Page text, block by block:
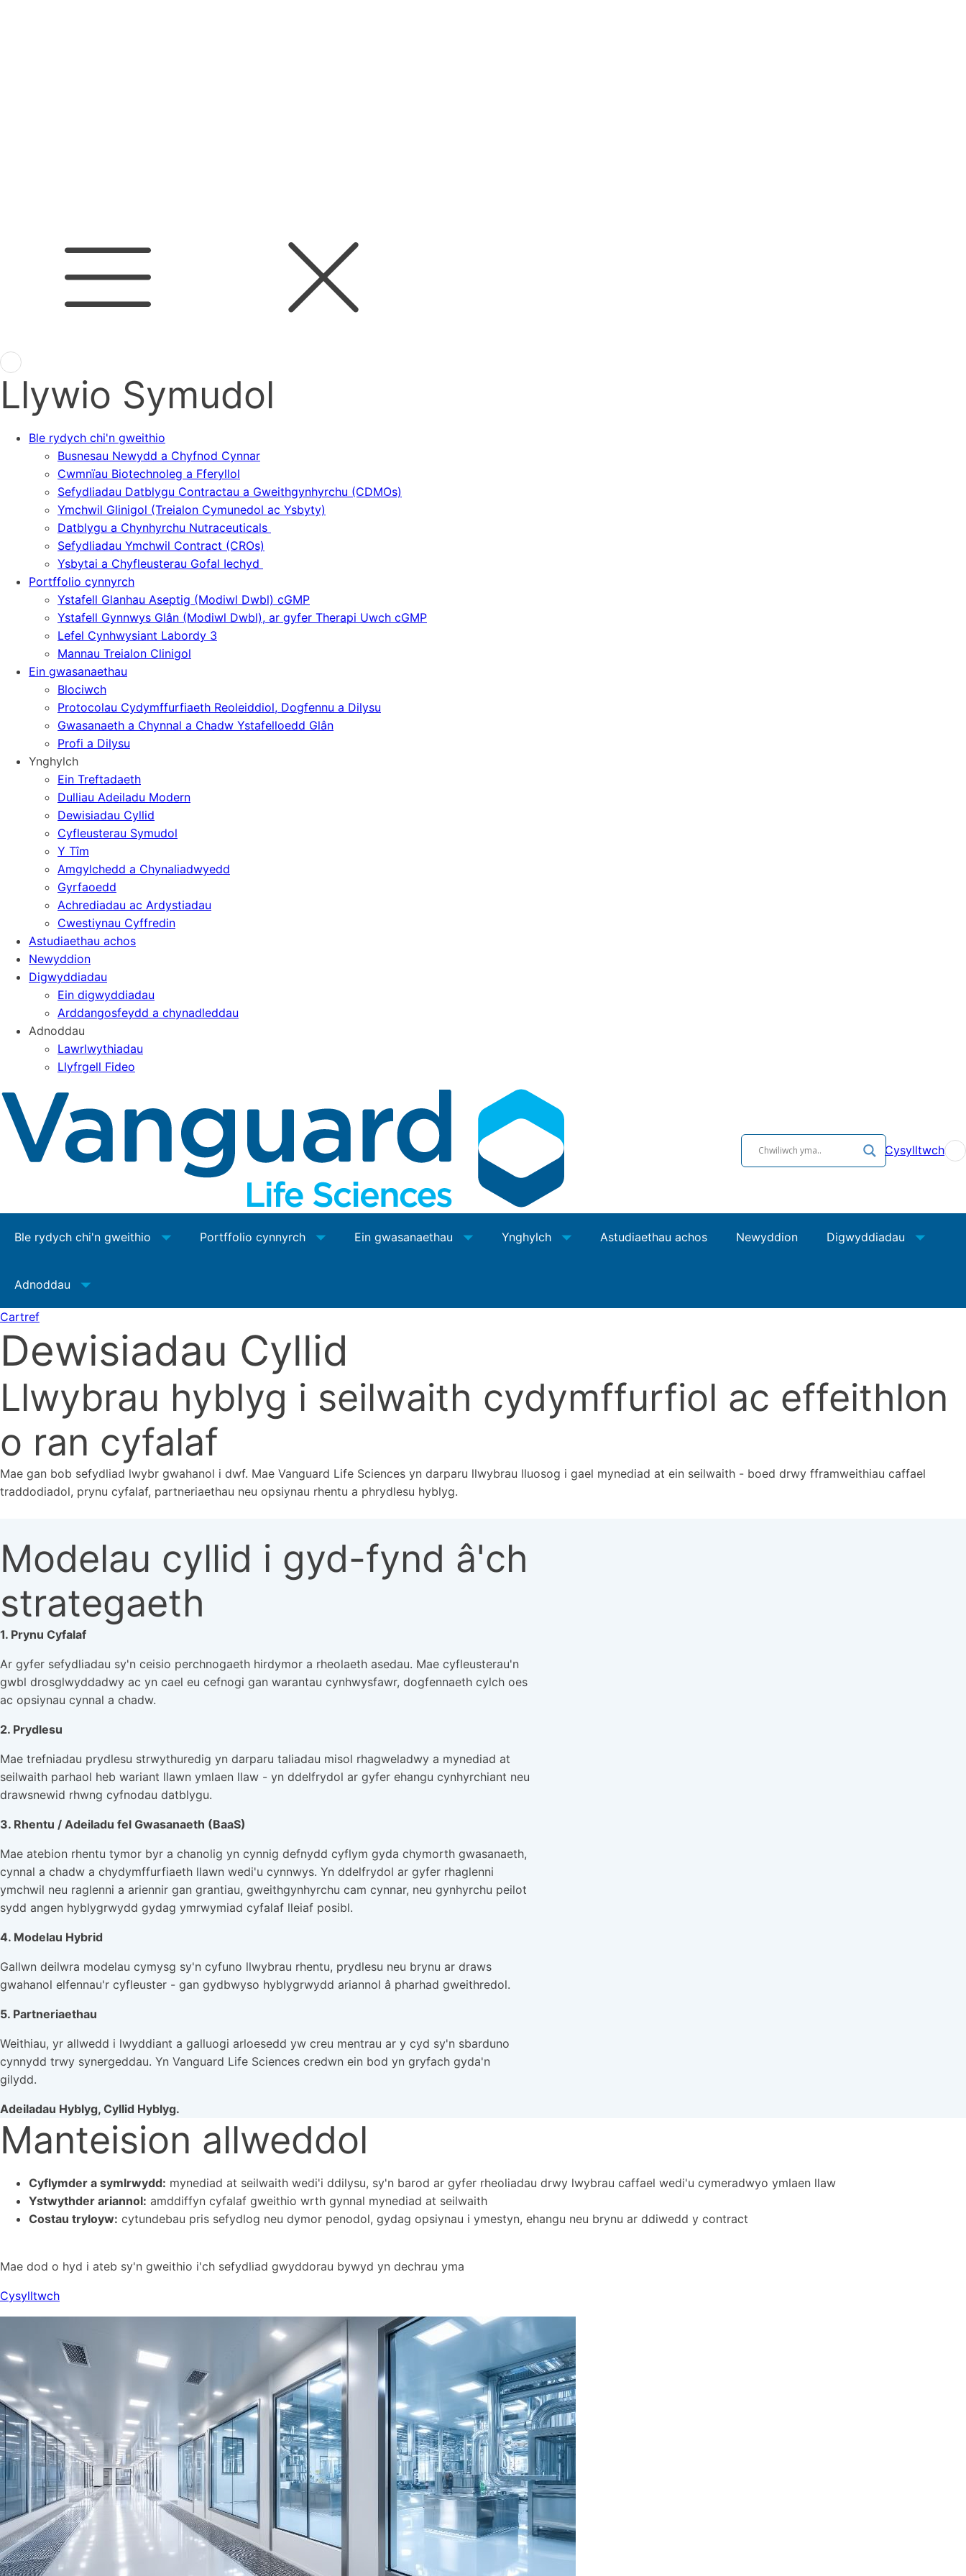
Llywio Symudol
Ble rydych chi'n gweithio
Busnesau Newydd a Chyfnod Cynnar
Cwmnïau Biotechnoleg a Fferyllol
Sefydliadau Datblygu Contractau a Gweithgynhyrchu (CDMOs)
Ymchwil Glinigol (Treialon Cymunedol ac Ysbyty)
Datblygu a Chynhyrchu Nutraceuticals
Sefydliadau Ymchwil Contract (CROs)
Ysbytai a Chyfleusterau Gofal Iechyd
Portffolio cynnyrch
Ystafell Glanhau Aseptig (Modiwl Dwbl) cGMP
Ystafell Gynnwys Glân (Modiwl Dwbl), ar gyfer Therapi Uwch cGMP
Lefel Cynhwysiant Labordy 3
Mannau Treialon Clinigol
Ein gwasanaethau
Blociwch
Protocolau Cydymffurfiaeth Reoleiddiol, Dogfennu a Dilysu
Gwasanaeth a Chynnal a Chadw Ystafelloedd Glân
Profi a Dilysu
Ynghylch
Ein Treftadaeth
Dulliau Adeiladu Modern
Dewisiadau Cyllid
Cyfleusterau Symudol
Y Tîm
Amgylchedd a Chynaliadwyedd
Gyrfaoedd
Achrediadau ac Ardystiadau
Cwestiynau Cyffredin
Astudiaethau achos
Newyddion
Digwyddiadau
Ein digwyddiadau
Arddangosfeydd a chynadleddau
Adnoddau
Lawrlwythiadau
Llyfrgell Fideo
Cysylltwch
Ble rydych chi'n gweithio Portffolio cynnyrch Ein gwasanaethau Ynghylch Astudiaethau achos Newyddion Digwyddiadau
Adnoddau
Cartref
Dewisiadau Cyllid
Llwybrau hyblyg i seilwaith cydymffurfiol ac effeithlon
o ran cyfalaf
Mae gan bob sefydliad lwybr gwahanol i dwf. Mae Vanguard Life Sciences yn darparu llwybrau lluosog i gael mynediad at ein seilwaith - boed drwy fframweithiau caffael
traddodiadol, prynu cyfalaf, partneriaethau neu opsiynau rhentu a phrydlesu hyblyg.
Modelau cyllid i gyd-fynd â'ch
strategaeth
1. Prynu Cyfalaf
Ar gyfer sefydliadau sy'n ceisio perchnogaeth hirdymor a rheolaeth asedau. Mae cyfleusterau'n
gwbl drosglwyddadwy ac yn cael eu cefnogi gan warantau cynhwysfawr, dogfennaeth cylch oes
ac opsiynau cynnal a chadw.
2. Prydlesu
Mae trefniadau prydlesu strwythuredig yn darparu taliadau misol rhagweladwy a mynediad at
seilwaith parhaol heb wariant llawn ymlaen llaw - yn ddelfrydol ar gyfer ehangu cynhyrchiant neu
drawsnewid rhwng cyfnodau datblygu.
3. Rhentu / Adeiladu fel Gwasanaeth (BaaS)
Mae atebion rhentu tymor byr a chanolig yn cynnig defnydd cyflym gyda chymorth gwasanaeth,
cynnal a chadw a chydymffurfiaeth llawn wedi'u cynnwys. Yn ddelfrydol ar gyfer rhaglenni
ymchwil neu raglenni a ariennir gan grantiau, gweithgynhyrchu cam cynnar, neu gynhyrchu peilot
sydd angen hyblygrwydd gydag ymrwymiad cyfalaf lleiaf posibl.
4. Modelau Hybrid
Gallwn deilwra modelau cymysg sy'n cyfuno llwybrau rhentu, prydlesu neu brynu ar draws
gwahanol elfennau'r cyfleuster - gan gydbwyso hyblygrwydd ariannol â pharhad gweithredol.
5. Partneriaethau
Weithiau, yr allwedd i lwyddiant a galluogi arloesedd yw creu mentrau ar y cyd sy'n sbarduno
cynnydd trwy synergeddau. Yn Vanguard Life Sciences credwn ein bod yn gryfach gyda'n
gilydd.
Adeiladau Hyblyg, Cyllid Hyblyg.
Manteision allweddol
Cyflymder a symlrwydd: mynediad at seilwaith wedi'i ddilysu, sy'n barod ar gyfer rheoliadau drwy lwybrau caffael wedi'u cymeradwyo ymlaen llaw
Ystwythder ariannol: amddiffyn cyfalaf gweithio wrth gynnal mynediad at seilwaith
Costau tryloyw: cytundebau pris sefydlog neu dymor penodol, gydag opsiynau i ymestyn, ehangu neu brynu ar ddiwedd y contract
Mae dod o hyd i ateb sy'n gweithio i'ch sefydliad gwyddorau bywyd yn dechrau yma
Cysylltwch